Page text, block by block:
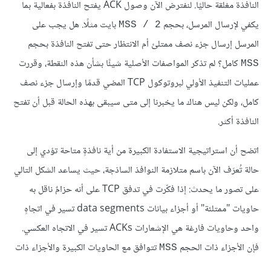
النافذة مغلقة حاليًا. لنفترض الآن وصول ACK يفتح النافذة بفعالية بما
يكفي لإرسال المرسل، بحجم MSS / 2 بايت مثلًا. هل يجب على
المرسل إرسال جزء نصف ممتلئ أم الانتظار حتى تفتح النافذة بحجم
MSS كامل؟ لم تذكر المواصفات الأصلية شيئًا بشأن هذه النقطة، وقررت
عمليات التنفيذ الأولي لبروتوكول TCP المضي قدمًا وإرسال جزء نصف
كامل، ولكن ليس هناك ما يخبرنا إلى متى سيبقى بهذه الحالة قبل أن تفتح
النافذة أكثر.
اتضح أن استراتيجية الاستفادة الكبيرة من أية نافذةٍ متاحة تؤدي إلى
حالة تُعرَف الآن باسم متلازمة النوافذ الساذجة، حيث يساعد الشكل التالي
على تصور ما يحدث: إذا فكّرت في تدفق TCP على أنه حزامٌ ناقل به
حاويات "ممتلئة" أو أجزاء بيانات data segments تسير في اتجاهٍ
واحد وحاويات فارغة هي الإشعارات ACKs تسير في الاتجاه العكسي.
فإن الأجزاء ذات الحجم MSS تتوافق مع الحاويات الكبيرة والأجزاء ذات